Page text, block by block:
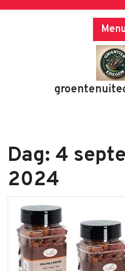
Dag: 4
2024